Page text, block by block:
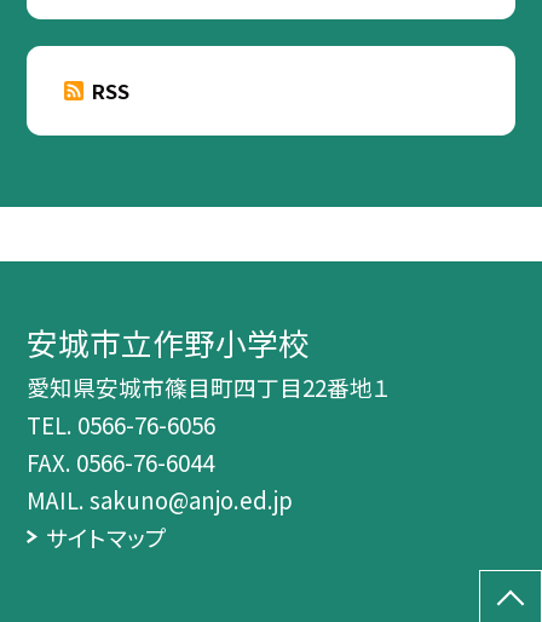
RSS
安城市立作野小学校
愛知県安城市篠目町四丁目22番地１
TEL. 0566-76-6056
FAX. 0566-76-6044
MAIL. sakuno@anjo.ed.jp
サイトマップ